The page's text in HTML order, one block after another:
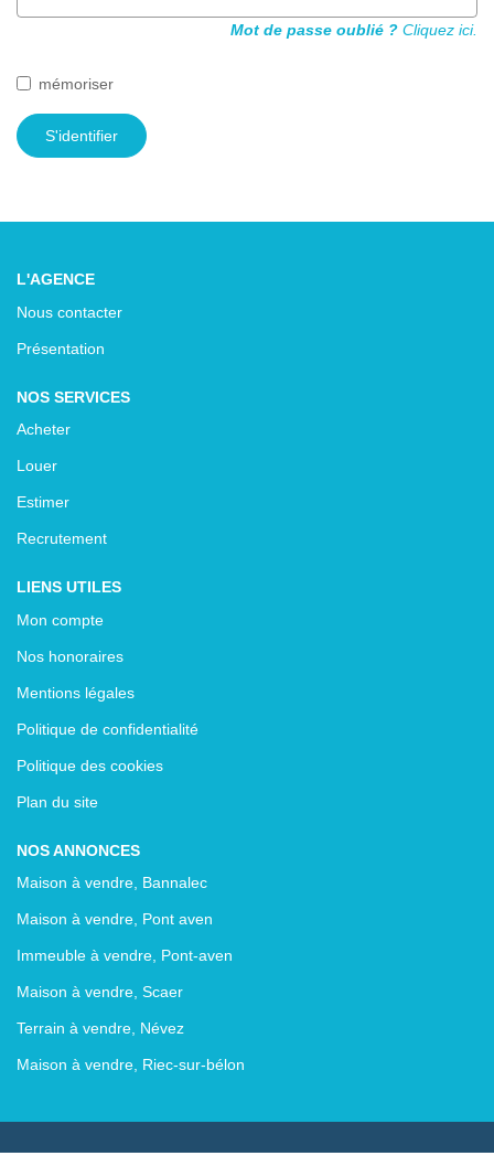
Mot de passe oublié ? Cliquez ici.
mémoriser
S'identifier
L'AGENCE
Nous contacter
Présentation
NOS SERVICES
Acheter
Louer
Estimer
Recrutement
LIENS UTILES
Mon compte
Nos honoraires
Mentions légales
Politique de confidentialité
Politique des cookies
Plan du site
NOS ANNONCES
Maison à vendre, Bannalec
Maison à vendre, Pont aven
Immeuble à vendre, Pont-aven
Maison à vendre, Scaer
Terrain à vendre, Névez
Maison à vendre, Riec-sur-bélon